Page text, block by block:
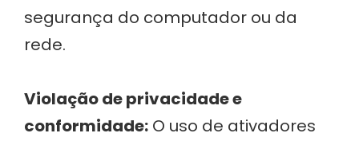
segurança do computador ou da
rede.
Violação de privacidade e
conformidade: O uso de ativadores